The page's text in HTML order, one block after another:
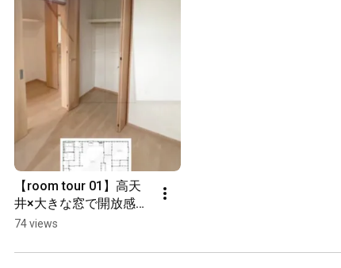
【room tour 01】高天
井×大きな窓で開放感と
明るい光が差し込む平
74 views